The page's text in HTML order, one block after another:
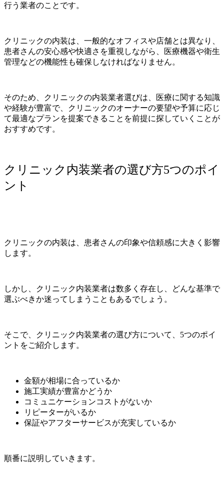
行う業者のことです。
クリニックの内装は、一般的なオフィスや店舗とは異なり、
患者さんの安心感や快適さを重視しながら、医療機器や衛生
管理などの機能性も確保しなければなりません。
そのため、クリニックの内装業者選びは、医療に関する知識
や経験が豊富で、クリニックのオーナーの要望や予算に応じ
て最適なプランを提案できることを前提に探していくことが
おすすめです。
クリニック内装業者の選び方5つのポイ
ント
クリニックの内装は、患者さんの印象や信頼感に大きく影響
します。
しかし、クリニック内装業者は数多く存在し、どんな基準で
選ぶべきか迷ってしまうこともあるでしょう。
そこで、クリニック内装業者の選び方について、5つのポイ
ントをご紹介します。
金額が相場に合っているか
施工実績が豊富かどうか
コミュニケーションコストがないか
リピーターがいるか
保証やアフターサービスが充実しているか
順番に説明していきます。